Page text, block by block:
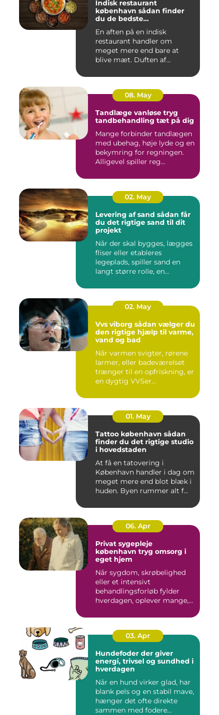
Indisk restaurant
københavn sådan finder
du de bedste
En aften på en indisk
restaurant handler om
meget mere end bare at
blive mæt. Duften af
08. May
Tandlæge vanløse tryg
tandbehandling tæt på dig
Mange forbinder tandlægen
med ubehag, høje lyde og en
bekymring for regningen.
Alligevel spiller reg...
02. May
Levering af sand sådan får
du det rigtige sand til dit
projekt
Når der skal bygges, lægges
fliser eller etableres
legeplads, spiller sand en
langt større rolle, en...
02. May
Vvs viborg sådan vælger du
den rigtige hjælp til varme,
vand og bad
Når varmen svigter, rørene
larmer, eller badeværelset
trænger til en opfriskning, er
en dygtig VVSer...
01. May
Tattoo københavn sådan
finder du det rigtige studio
i hovedstaden
At få en tatovering i
København handler i dag om
meget mere end blot blæk i
huden. Byen rummer alt f...
06. Apr
Privat sygepleje
københavn tryg omsorg i
eget hjem
Når sygdom, skrøbelighed
eller et intensivt
behandlingsforløb fylder
hverdagen, oplever mange,
03. Apr
Hundefoder der giver
energi, trivsel og sundhed i
hverdagen
Når en hund virker glad, har
blank pels og en stabil mave,
hænger det ofte direkte
sammen med fodere...